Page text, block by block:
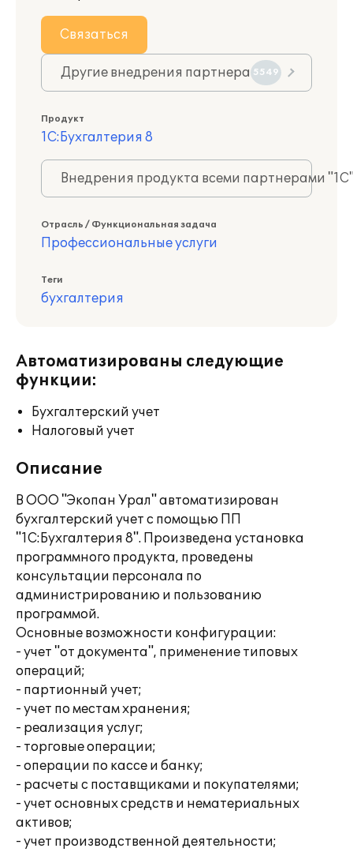
Связаться
Другие внедрения партнера 5549
Продукт
1С:Бухгалтерия 8
Внедрения продукта всеми партнерами
Отрасль / Функциональная задача
Профессиональные услуги
Теги
бухгалтерия
Автоматизированы следующие
функции:
Бухгалтерский учет
Налоговый учет
Описание
В ООО "Экопан Урал" автоматизирован
бухгалтерский учет с помощью ПП
"1С:Бухгалтерия 8". Произведена установка
программного продукта, проведены
консультации персонала по
администрированию и пользованию
программой.
Основные возможности конфигурации:
- учет "от документа", применение типовых
операций;
- партионный учет;
- учет по местам хранения;
- реализация услуг;
- торговые операции;
- операции по кассе и банку;
- расчеты с поставщиками и покупателями;
- учет основных средств и нематериальных
активов;
- учет производственной деятельности;